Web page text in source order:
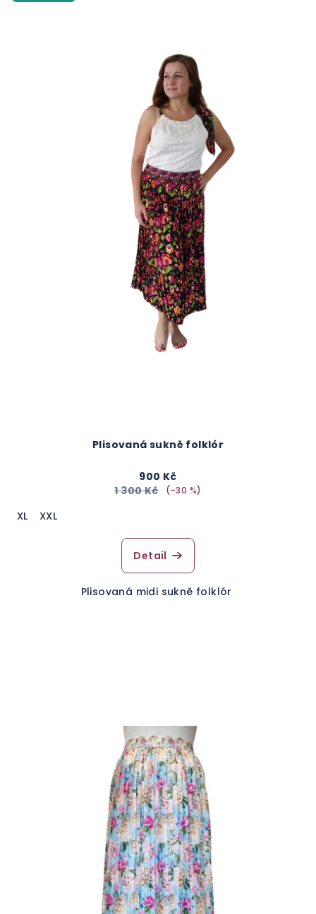
Plisovaná sukně folklór
900 Kč
1 300 Kč
(–30 %)
XL XXL
Detail
Plisovaná midi sukně folklór